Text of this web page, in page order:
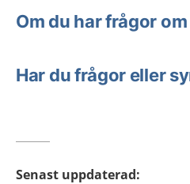
Om du har frågor
Har du frågor eller
Senast uppdaterad: